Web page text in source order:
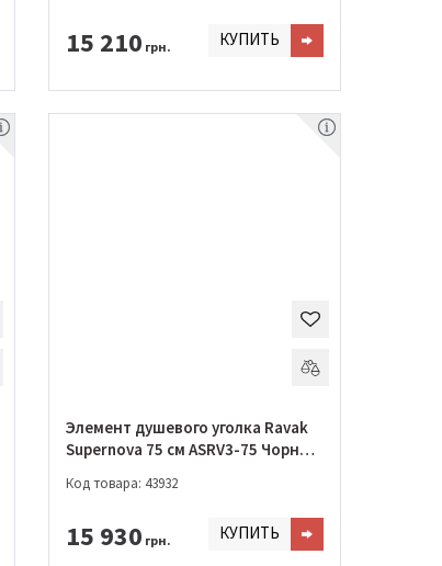
15 210 грн. КУПИТЬ
Элемент душевого уголка Ravak
Supernova 75 см ASRV3-75 Чорний
Код товара: 43932
15 930 грн. КУПИТЬ